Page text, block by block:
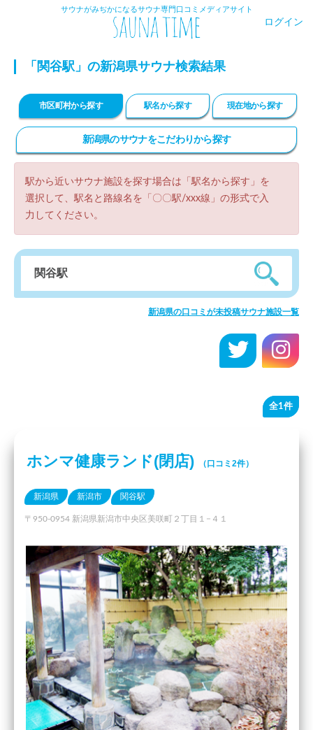
サウナがみぢかになるサウナ専門口コミメディアサイト
ログイン
「関谷駅」の新潟県サウナ検索結果
市区町村から探す 駅名から探す 現在地から探す
新潟県のサウナをこだわりから探す
駅から近いサウナ施設を探す場合は「駅名から探す」を
選択して、駅名と路線名を「〇〇駅/xxx線」の形式で入
力してください。
新潟県の口コミが未投稿サウナ施設一覧
全1件
ホンマ健康ランド(閉店) （口コミ2件）
新潟県 新潟市 関谷駅
〒950-0954 新潟県新潟市中央区美咲町２丁目１−４１